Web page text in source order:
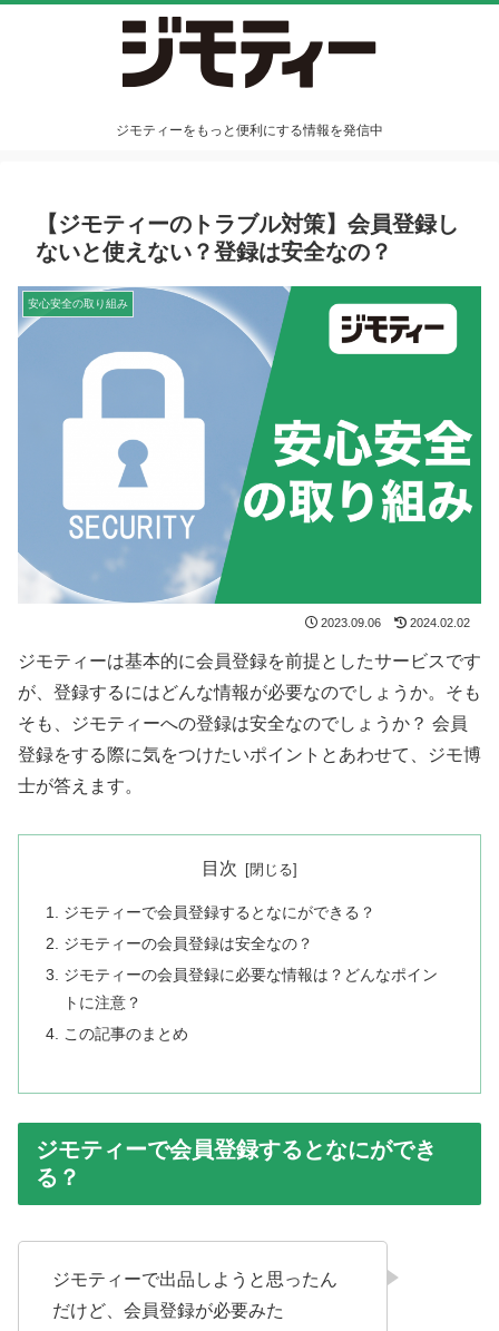
ジモティーをもっと便利にする情報を発信中
【ジモティーのトラブル対策】会員登録し
ないと使えない？登録は安全なの？
安心安全の取り組み
2023.09.06 2024.02.02
ジモティーは基本的に会員登録を前提としたサービスです
が、登録するにはどんな情報が必要なのでしょうか。そも
そも、ジモティーへの登録は安全なのでしょうか？ 会員
登録をする際に気をつけたいポイントとあわせて、ジモ博
士が答えます。
目次
ジモティーで会員登録するとなにができる？
ジモティーの会員登録は安全なの？
ジモティーの会員登録に必要な情報は？どんなポイン
トに注意？
この記事のまとめ
ジモティーで会員登録するとなにができ
る？
ジモティーで出品しようと思ったん
だけど、会員登録が必要みた